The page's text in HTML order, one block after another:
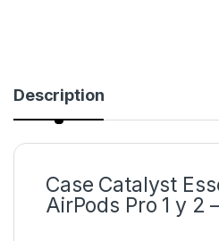
Description
Case Catalyst
AirPods Pro 1 y 2